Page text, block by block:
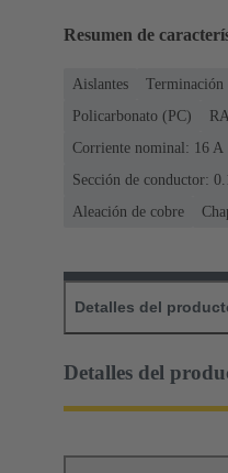
Resumen de
Aislantes Terminación
Policarbonato (PC)
Corriente nominal: ‌16 A
Sección de conductor:
Aleación de cobre
Detalles del
Detalles del